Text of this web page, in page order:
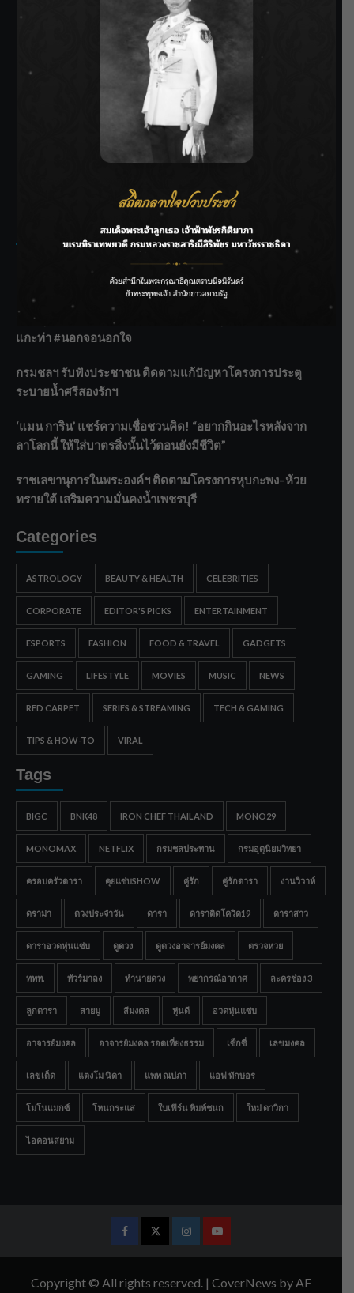
SIAMRATH VARIETY
Recent Posts
ชลประทานเชียงใหม่เร่งพร่องน้ำแม่น้ำปิง รับมวลน้ำเหนือ ย้ำ
ยังไม่ล้นตลิ่ง
ฟาดลุคใหม่! “แบม พิชญานิน” แดนซ์สับทุกจังหวะ ชวนแฟนๆ
แกะท่า #นอกจอนอกใจ
กรมชลฯ รับฟังประชาชน ติดตามแก้ปัญหาโครงการประตู
ระบายน้ำศรีสองรักฯ
‘แมน การิน’ แชร์ความเชื่อชวนคิด! “อยากกินอะไรหลังจาก
ลาโลกนี้ ให้ใส่บาตรสิ่งนั้นไว้ตอนยังมีชีวิต”
ราชเลขานุการในพระองค์ฯ ติดตามโครงการหุบกะพง–ห้วย
ทรายใต้ เสริมความมั่นคงน้ำเพชรบุรี
Categories
ASTROLOGY BEAUTY & HEALTH CELEBRITIES
CORPORATE EDITOR'S PICKS ENTERTAINMENT
ESPORTS FASHION FOOD & TRAVEL GADGETS
GAMING LIFESTYLE MOVIES MUSIC NEWS
RED CARPET SERIES & STREAMING TECH & GAMING
TIPS & HOW-TO VIRAL
Tags
BIGC BNK48 IRON CHEF THAILAND MONO29
MONOMAX NETFLIX กรมชลประทาน กรมอุตุนิยมวิทยา
ครอบครัวดารา คุยแซ่บSHOW คู่รัก คู่รักดารา งานวิวาห์
ดราม่า ดวงประจำวัน ดารา ดาราติดโควิด19 ดาราสาว
ดาราอวดหุ่นแซ่บ ดูดวง ดูดวงอาจารย์มงคล ตรวจหวย
ททท. ทัวร์มาลง ทำนายดวง พยากรณ์อากาศ ละครช่อง 3
ลูกดารา สายมู สีมงคล หุ่นดี อวดหุ่นแซ่บ
อาจารย์มงคล อาจารย์มงคล รอดเที่ยงธรรม เซ็กซี่ เลขมงคล
เลขเด็ด แตงโม นิดา แพท ณปภา แอฟ ทักษอร
โมโนแมกซ์ โหนกระแส ใบเฟิร์น พิมพ์ชนก ใหม่ ดาวิกา
ไอคอนสยาม
FacebookTwitterInstagramYoutube
Copyright © All rights reserved. | CoverNews by AF